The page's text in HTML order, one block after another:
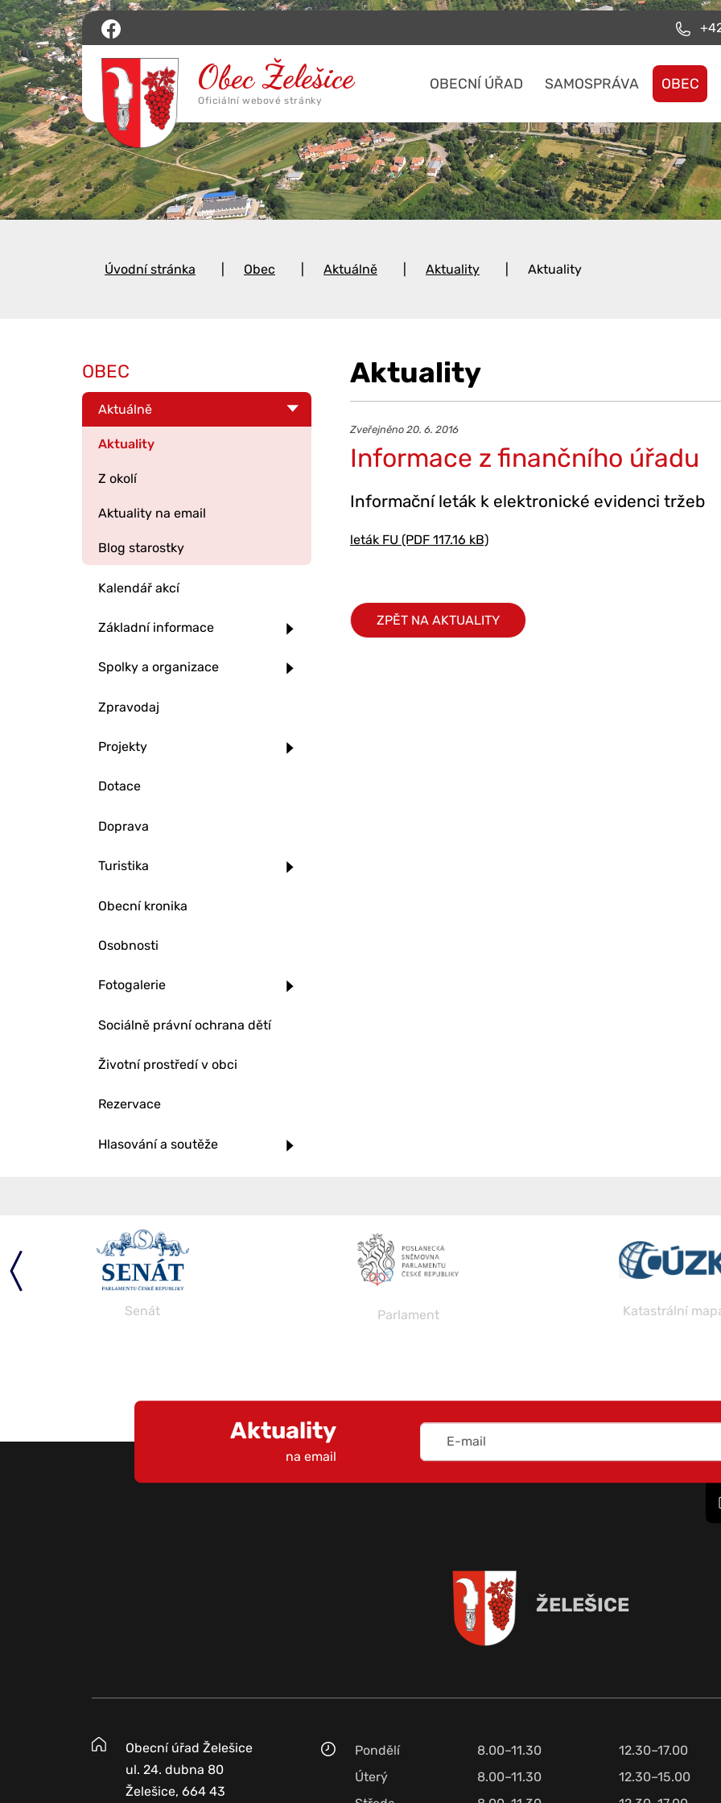
OBECNÍ ÚŘAD SAMOSPRÁVA OBEC
Úvodní stránka Obec Aktuálně Aktuality Aktuality
Aktuality
Zveřejněno 20. 6. 2016
Informace z finančního úřadu
Informační leták k elektronické evidenci tržeb
leták FU (PDF 117.16 kB)
ZPĚT NA AKTUALITY
OBEC
Aktuálně
Aktuality
Z okolí
Aktuality na email
Blog starostky
Kalendář akcí
Základní informace
Spolky a organizace
Zpravodaj
Projekty
Dotace
Doprava
Turistika
Obecní kronika
Osobnosti
Fotogalerie
Sociálně právní ochrana dětí
Životní prostředí v obci
Rezervace
Hlasování a soutěže
Senát Parlament Katastrální
Aktuality
na email
ŽELEŠICE
Obecní úřad Želešice
ul. 24. dubna 80
Želešice, 664 43
Pondělí 8.00–11.30
12.30–17.00
Úterý
8.00–11.30
12.30–15.00